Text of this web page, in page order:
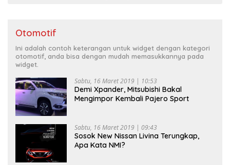
Otomotif
Ini adalah contoh keterangan untuk widget dengan kategori
otomotif, anda bisa dengan mudah memasukkannya pada
widget.
Sabtu, 16 Maret 2019 | 10:53
Demi Xpander, Mitsubishi Bakal
Mengimpor Kembali Pajero Sport
Sabtu, 16 Maret 2019 | 09:43
Sosok New Nissan Livina Terungkap,
Apa Kata NMI?